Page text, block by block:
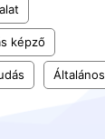
képző
Általános